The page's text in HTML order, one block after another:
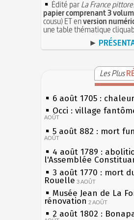
Édité parLa France
papier comprenant 3
cousu) ET enversion
une table thématique
►
Les Plus
6 août 1705 :
Occi : village
AOÛT
5 août 882 : mort
AOÛT
4 août 1789 :
l'Assemblée
3 août 1770 : mort
Rouelle 3 AOÛT
Musée Jean de La
rénovation 2 AOÛT
2 août 1802 :